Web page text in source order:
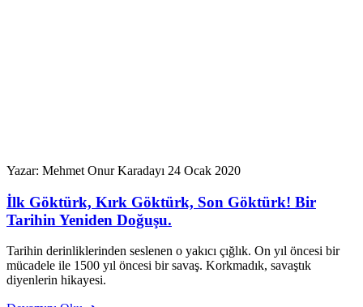
Yazar: Mehmet Onur Karadayı 24 Ocak 2020
İlk Göktürk, Kırk Göktürk, Son Göktürk! Bir
Tarihin Yeniden Doğuşu.
Tarihin derinliklerinden seslenen o yakıcı çığlık. On yıl öncesi bir
mücadele ile 1500 yıl öncesi bir savaş. Korkmadık, savaştık
diyenlerin hikayesi.